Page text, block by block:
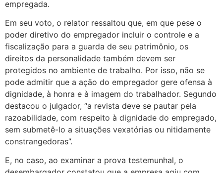
empregada.
Em seu voto, o relator ressaltou que, em que pese o
poder diretivo do empregador incluir o controle e a
fiscalização para a guarda de seu patrimônio, os
direitos da personalidade também devem ser
protegidos no ambiente de trabalho. Por isso, não se
pode admitir que a ação do empregador gere ofensa à
dignidade, à honra e à imagem do trabalhador. Segundo
destacou o julgador, “a revista deve se pautar pela
razoabilidade, com respeito à dignidade do empregado,
sem submetê-lo a situações vexatórias ou nitidamente
constrangedoras”.
E, no caso, ao examinar a prova testemunhal, o